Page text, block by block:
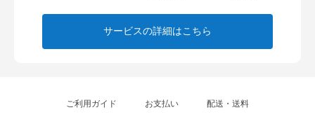
サービスの詳細はこちら
ご利用ガイド お支払い 配送・送料